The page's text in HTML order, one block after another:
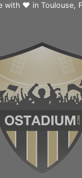
with ❤ in Toulouse,